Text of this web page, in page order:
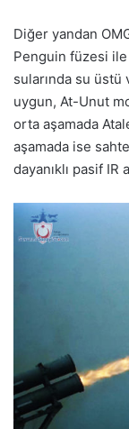
Diğer yandan
Penguin füzesi
sularında su üstü
uygun, At-Unut
orta aşamada
aşamada ise
dayanıklı pasif IR